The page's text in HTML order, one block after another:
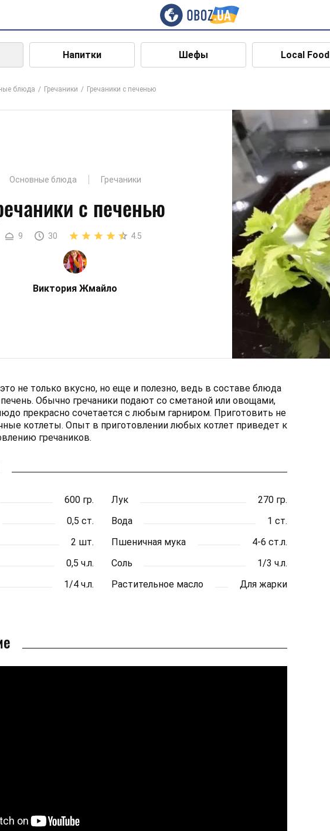
Напитки Шефы Local Food
блюда Гречаники Гречаники с печенью
Основные блюда Гречаники
с печенью
9 30 4.5
Виктория Жмайло
не только вкусно, но еще и полезно, ведь в составе блюда
печень. Обычно гречаники подают со сметаной или овощами,
прекрасно сочетается с любым гарниром. Приготовить не
котлеты. Опыт в приготовлении любых котлет приведет к
гречаников.
600 гр. Лук
270 гр.
0,5 ст. Вода
1 ст.
2 шт. Пшеничная мука
4-6 ст.л.
0,5 ч.л. Соль
1/3 ч.л.
1/4 ч.л. Растительное масло Для жарки